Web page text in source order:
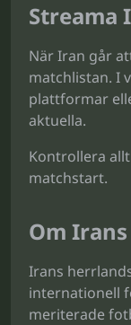
Streama
När Iran går
matchlistan. I
plattformar
aktuella.
Kontrollera
matchstart.
Om
Irans
internationell
meriterade